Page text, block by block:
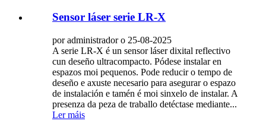
Sensor láser serie LR-X
por administrador o 25-08-2025
A serie LR-X é un sensor láser dixital reflectivo
cun deseño ultracompacto. Pódese instalar en
espazos moi pequenos. Pode reducir o tempo de
deseño e axuste necesario para asegurar o espazo
de instalación e tamén é moi sinxelo de instalar. A
presenza da peza de traballo detéctase mediante...
Ler máis